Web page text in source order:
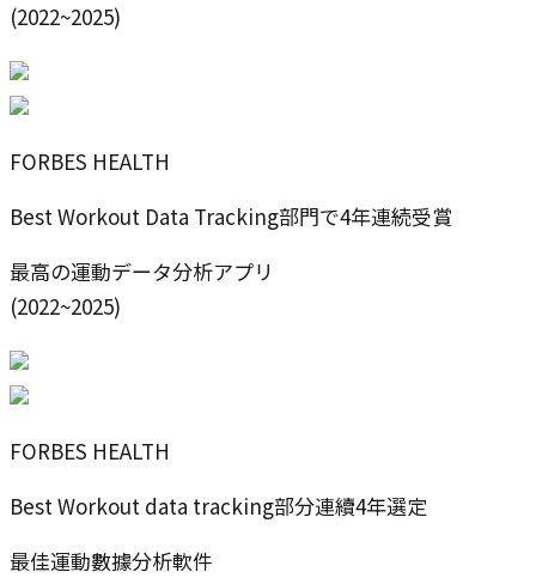
(2022~2025)
FORBES HEALTH
Best Workout Data Tracking部門で4年連続受賞
最高の運動データ分析アプリ
(2022~2025)
FORBES HEALTH
Best Workout data tracking部分連續4年選定
最佳運動數據分析軟件